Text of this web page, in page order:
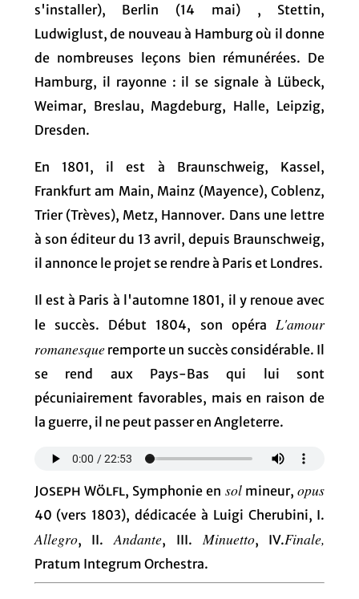
s'installer), Berlin (14 mai) , Stettin,
Ludwiglust, de nouveau à Hamburg où il donne
de nombreuses leçons bien rémunérées. De
Hamburg, il rayonne : il se signale à Lübeck,
Weimar, Breslau, Magdeburg, Halle, Leipzig,
Dresden.
En 1801, il est à Braunschweig, Kassel,
Frankfurt am Main, Mainz (Mayence), Coblenz,
Trier (Trèves), Metz, Hannover. Dans une lettre
à son éditeur du 13 avril, depuis Braunschweig,
il annonce le projet se rendre à Paris et Londres.
Il est à Paris à l'automne 1801, il y renoue avec
le succès. Début 1804, son opéra L'amour
romanesqueremporte un succès considérable. Il
se rend aux Pays-Bas qui lui sont
pécuniairement favorables, mais en raison de
la guerre, il ne peut passer en Angleterre.
Joseph Wölfl, Symphonie en solmineur,opus
40 (vers 1803), dédicacée à Luigi Cherubini, I.
Allegro, II.Andante, III. Minuetto, IV.Finale,
Pratum Integrum Orchestra.